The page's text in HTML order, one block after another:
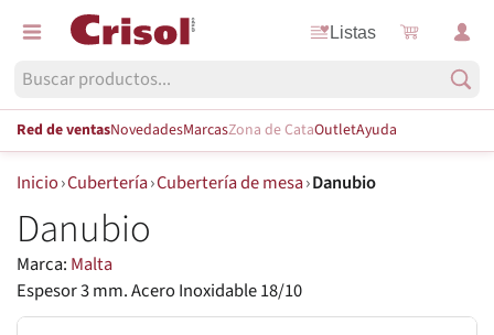
Listas
Red de ventasNovedadesMarcasZona de CataOutletAyuda
Inicio›Cubertería›Cubertería de mesa›Danubio
Danubio
Marca: Malta
Espesor 3 mm. Acero Inoxidable 18/10